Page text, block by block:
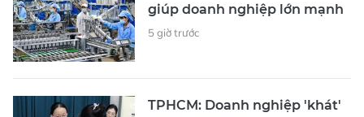
giúp doanh nghiệp lớn mạnh
5 giờ trước
TPHCM: Doanh nghiệp 'khát'